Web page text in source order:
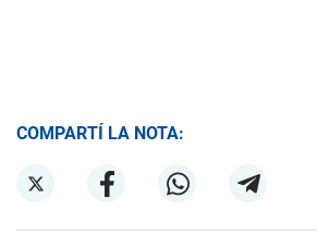
COMPARTÍ LA NOTA: